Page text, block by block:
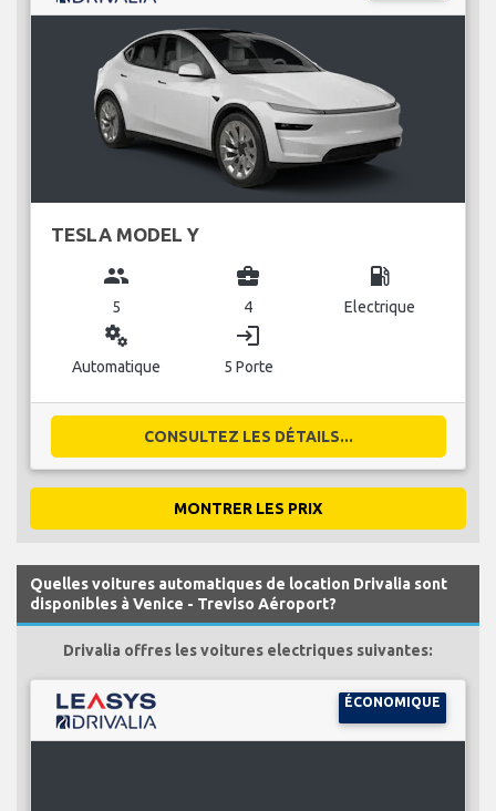
TESLA MODEL Y
group
5
business_center
4
local_gas_station
Electrique
miscellaneous_services
Automatique
login
5 Porte
CONSULTEZ LES DÉTAILS...
MONTRER LES PRIX
Quelles voitures automatiques de location Drivalia sont
disponibles à Venice - Treviso Aéroport?
Drivalia offres les voitures electriques suivantes:
ÉCONOMIQUE